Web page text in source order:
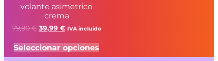
volante asimetrico
crema
79,90€ 39,99 € IVA incluido
Seleccionar opciones